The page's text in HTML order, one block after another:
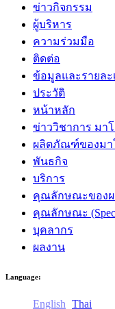
ข่าวกิจกรรม
ผู้บริหาร
ความร่วมมือ
ติดต่อ
ข้อมูลและรายล
ประวัติ
หน้าหลัก
ข่าววิชาการ มา
ผลิตภัณฑ์ของมา
พันธกิจ
บริการ
คุณลักษณะของ
คุณลักษณะ
บุคลากร
ผลงาน
Language:
English Thai